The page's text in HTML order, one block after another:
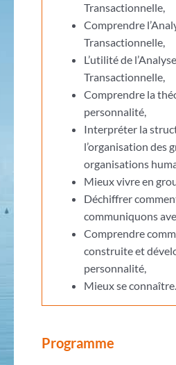
Transactionnelle,
Comprendre
Transactionnelle,
L’utilité de l’Analyse
Transactionnelle,
Comprendre la
personnalité,
Interpréter la
l’organisation des
organisations
Mieux vivre en
Déchiffrer
communiquons
Comprendre
construite et
personnalité,
Mieux se connaître.
Programme